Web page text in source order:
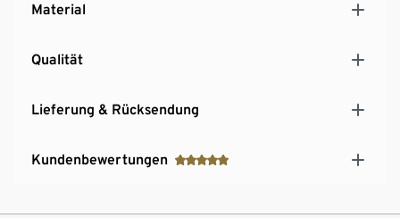
Material
Qualität
Lieferung & Rücksendung
Kundenbewertungen